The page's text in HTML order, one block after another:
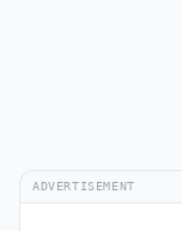
ADVERTISEMENT